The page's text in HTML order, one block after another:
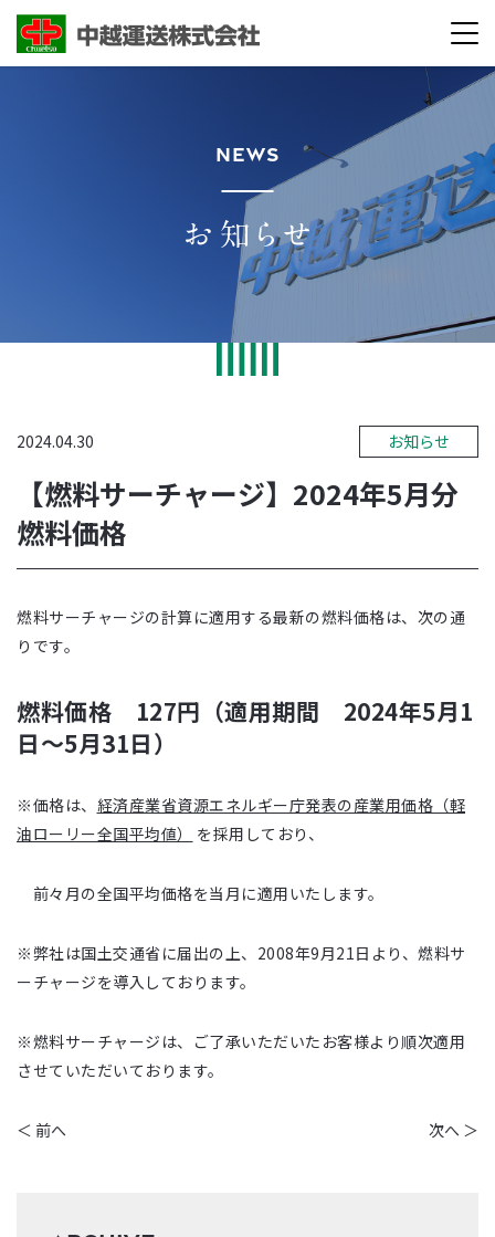
NEWS
2024.04.30 お知らせ
【燃料サーチャージ】2024年5月分
燃料価格
燃料サーチャージの計算に適用する最新の燃料価格は、次の通
りです。
燃料価格 127円（適用期間 2024年5月1
日～5月31日）
※価格は、 経済産業省資源エネルギー庁発表の産業用価格（軽
油ローリー全国平均値）
を採用しており、
前々月の全国平均価格を当月に適用いたします。
※弊社は国土交通省に届出の上、2008年9月21日より、燃料サ
ーチャージを導入しております。
※燃料サーチャージは、ご了承いただいたお客様より順次適用
させていただいております。
＜ 前へ 次へ ＞